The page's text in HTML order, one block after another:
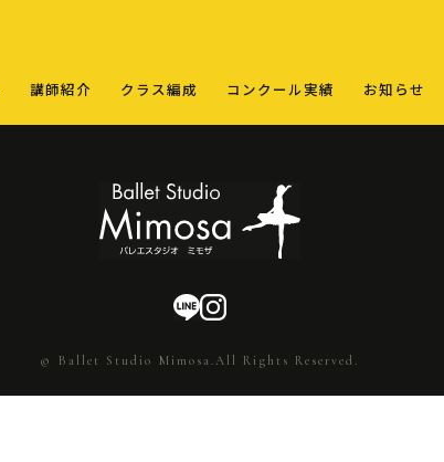
講師紹介 クラス編成 コンクール実績 お知らせ
© Ballet Studio Mimosa.All Rights Reserved.